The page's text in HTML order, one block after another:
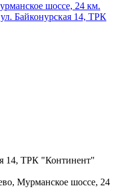
шоссе, 24 км.
Байконурская 14, ТРК
14, ТРК "Континент"
Мурманское шоссе, 24